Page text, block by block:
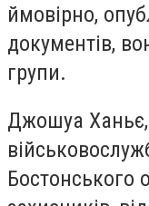
ймовірно,
документів,
групи.
Джошуа Ханьє,
Бостонського